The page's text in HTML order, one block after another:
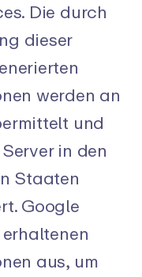
Die durch
dieser
werden an
und
in den
Staaten
Google
aus, um